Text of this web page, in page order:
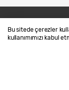
Bu sitede çerezler
kullanımımızı kabul